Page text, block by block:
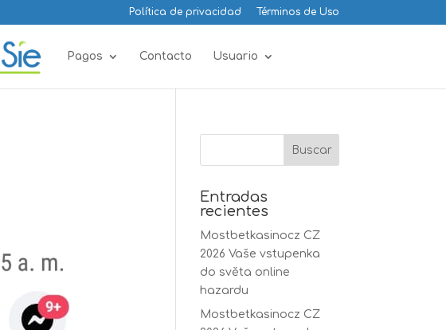
Política de privacidad Términos de Uso
Pagos Contacto Usuario
Entradas
recientes
Mostbetkasinocz CZ
2026 Vaše vstupenka
do světa online
hazardu
Mostbetkasinocz CZ